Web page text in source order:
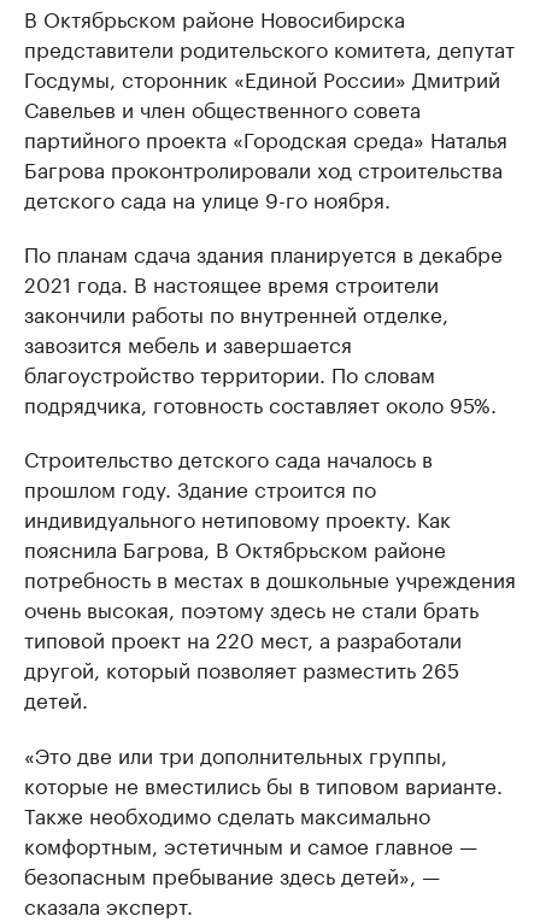
В Октябрьском районе Новосибирска
представители родительского комитета, депутат
Госдумы, сторонник «Единой России» Дмитрий
Савельев и член общественного совета
партийного проекта «Городская среда» Наталья
Багрова проконтролировали ход строительства
детского сада на улице 9-го ноября.
По планам сдача здания планируется в декабре
2021 года. В настоящее время строители
закончили работы по внутренней отделке,
завозится мебель и завершается
благоустройство территории. По словам
подрядчика, готовность составляет около 95%.
Строительство детского сада началось в
прошлом году. Здание строится по
индивидуального нетиповому проекту. Как
пояснила Багрова, В Октябрьском районе
потребность в местах в дошкольные учреждения
очень высокая, поэтому здесь не стали брать
типовой проект на 220 мест, а разработали
другой, который позволяет разместить 265
детей.
«Это две или три дополнительных группы,
которые не вместились бы в типовом варианте.
Также необходимо сделать максимально
комфортным, эстетичным и самое главное —
безопасным пребывание здесь детей», —
сказала эксперт.